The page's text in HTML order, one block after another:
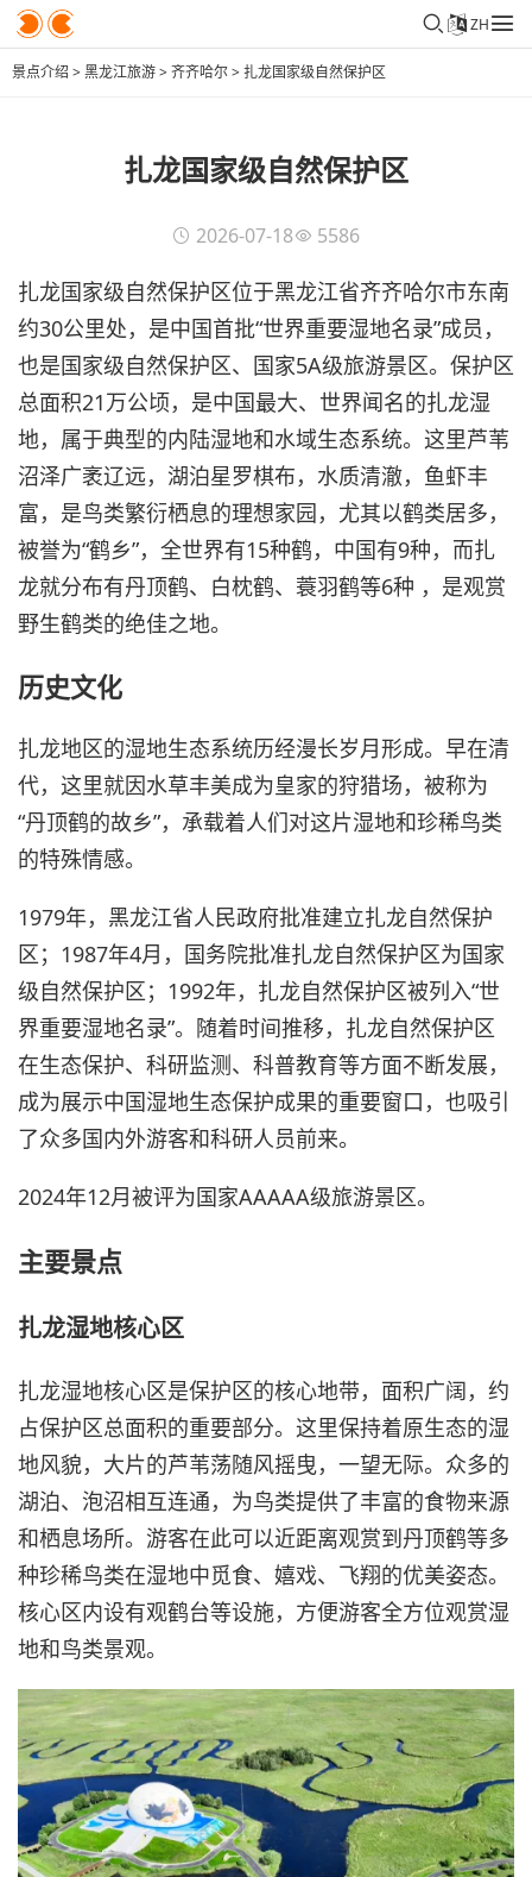
ZH
景点介绍 >黑龙江旅游>齐齐哈尔>扎龙国家级自然保护区
扎龙国家级自然保护区
2026-07-18 5586
扎龙国家级自然保护区位于黑龙江省齐齐哈尔市东南
约30公里处，是中国首批“世界重要湿地名录”成员，
也是国家级自然保护区、国家5A级旅游景区。保护区
总面积21万公顷，是中国最大、世界闻名的扎龙湿
地，属于典型的内陆湿地和水域生态系统。这里芦苇
沼泽广袤辽远，湖泊星罗棋布，水质清澈，鱼虾丰
富，是鸟类繁衍栖息的理想家园，尤其以鹤类居多，
被誉为“鹤乡”，全世界有15种鹤，中国有9种，而扎
龙就分布有丹顶鹤、白枕鹤、蓑羽鹤等6种 ，是观赏
野生鹤类的绝佳之地。
历史文化
扎龙地区的湿地生态系统历经漫长岁月形成。早在清
代，这里就因水草丰美成为皇家的狩猎场，被称为
“丹顶鹤的故乡”，承载着人们对这片湿地和珍稀鸟类
的特殊情感。
1979年，黑龙江省人民政府批准建立扎龙自然保护
区；1987年4月，国务院批准扎龙自然保护区为国家
级自然保护区；1992年，扎龙自然保护区被列入“世
界重要湿地名录”。随着时间推移，扎龙自然保护区
在生态保护、科研监测、科普教育等方面不断发展，
成为展示中国湿地生态保护成果的重要窗口，也吸引
了众多国内外游客和科研人员前来。
2024年12月被评为国家AAAAA级旅游景区。
主要景点
扎龙湿地核心区
扎龙湿地核心区是保护区的核心地带，面积广阔，约
占保护区总面积的重要部分。这里保持着原生态的湿
地风貌，大片的芦苇荡随风摇曳，一望无际。众多的
湖泊、泡沼相互连通，为鸟类提供了丰富的食物来源
和栖息场所。游客在此可以近距离观赏到丹顶鹤等多
种珍稀鸟类在湿地中觅食、嬉戏、飞翔的优美姿态。
核心区内设有观鹤台等设施，方便游客全方位观赏湿
地和鸟类景观。